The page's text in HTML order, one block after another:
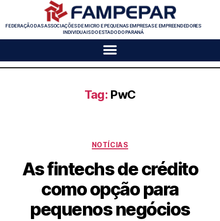
FEDERAÇÃO DAS ASSOCIAÇÕES DE MICRO E PEQUENAS EMPRESAS E EMPREENDEDORES
INDIVIDUAIS DO ESTADO DO PARANÁ
Tag: PwC
NOTÍCIAS
As fintechs de crédito
como opção para
pequenos negócios